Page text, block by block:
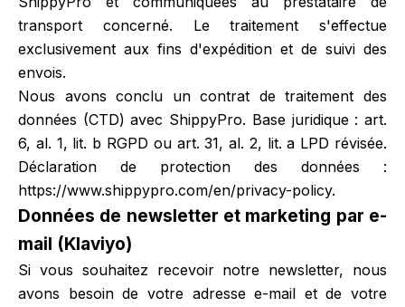
transport concerné. Le traitement s'effectue
exclusivement aux fins d'expédition et de suivi des
envois.
Nous avons conclu un contrat de traitement des
données (CTD) avec ShippyPro. Base juridique : art.
6, al. 1, lit. b RGPD ou art. 31, al. 2, lit. a LPD révisée.
Déclaration de protection des données :
https://www.shippypro.com/en/privacy-policy.
Données de newsletter et marketing par e-
mail (Klaviyo)
Si vous souhaitez recevoir notre newsletter, nous
avons besoin de votre adresse e-mail et de votre